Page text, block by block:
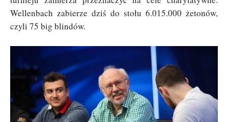
Wellenbach zabierze dziś do stołu 6.015.000 żetonów,
czyli 75 big blindów.